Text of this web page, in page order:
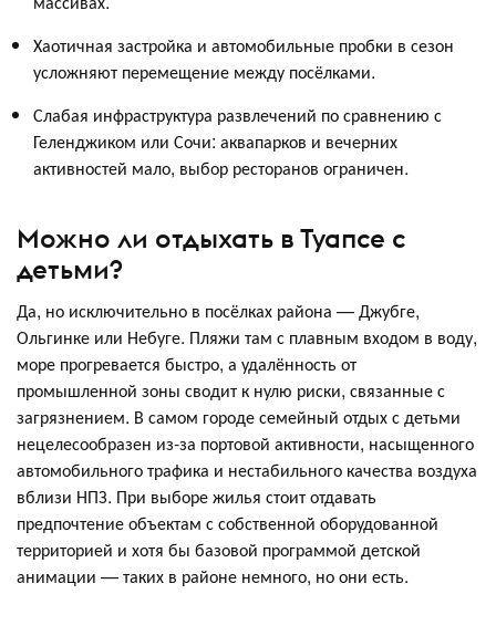
Хаотичная застройка и автомобильные пробки в сезон
усложняют перемещение между посёлками.
Слабая инфраструктура развлечений по сравнению с
Геленджиком или Сочи: аквапарков и вечерних
активностей мало, выбор ресторанов ограничен.
Можно ли отдыхать в Туапсе с
детьми?
Да, но исключительно в посёлках района — Джубге,
Ольгинке или Небуге. Пляжи там с плавным входом в воду,
море прогревается быстро, а удалённость от
промышленной зоны сводит к нулю риски, связанные с
загрязнением. В самом городе семейный отдых с детьми
нецелесообразен из-за портовой активности, насыщенного
автомобильного трафика и нестабильного качества воздуха
вблизи НПЗ. При выборе жилья стоит отдавать
предпочтение объектам с собственной оборудованной
территорией и хотя бы базовой программой детской
анимации — таких в районе немного, но они есть.